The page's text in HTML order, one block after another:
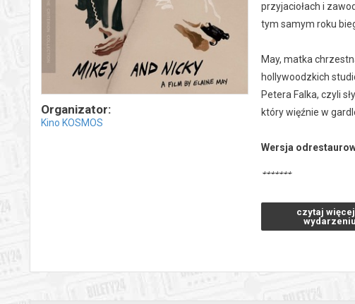
Organizator:
Kino KOSMOS
przyjaciołach i
tym samym roku
May, matka
hollywoodzkich
Petera Falka, czyli
który więźnie w
Wersja
*******
Bezpieczne zakupy
wysyłanym na
czytaj
wydarzeniu